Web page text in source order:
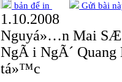
bản để in Gửi bài
1.10.2008
Nguyá»…n Mai
NgÃ i NgÃ´
tá»™c